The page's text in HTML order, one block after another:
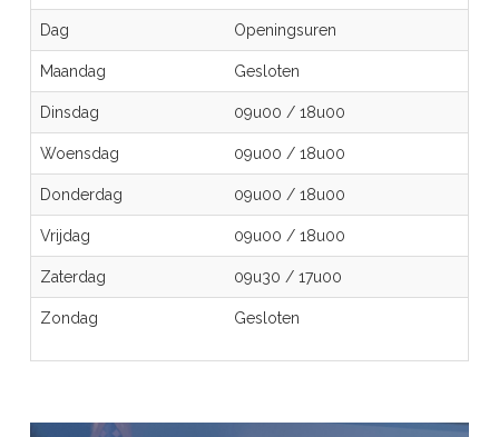
Dag Openingsuren
Maandag Gesloten
Dinsdag 09u00 /18u00
Woensdag 09u00 /18u00
Donderdag 09u00 /18u00
Vrijdag 09u00 /18u00
Zaterdag 09u30 /17u00
Zondag Gesloten